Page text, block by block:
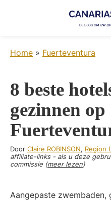
Lovers
zintuigen
de
Canarische
Eilanden
Home » Fuerteventura
8 beste
gezinnen op
Door Claire ROBINSON, Region
affiliate-links - als u deze
commissie (meer lezen)
Aangepaste